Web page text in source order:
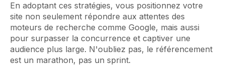
En adoptant ces stratégies, vous positionnez votre
site non seulement répondre aux attentes des
moteurs de recherche comme Google, mais aussi
pour surpasser la concurrence et captiver une
audience plus large. N'oubliez pas, le référencement
est un marathon, pas un sprint.